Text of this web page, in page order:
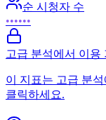
순 시청자 수
••••••
고급 분석에서 이용
이 지표는 고급 분
클릭하세요.